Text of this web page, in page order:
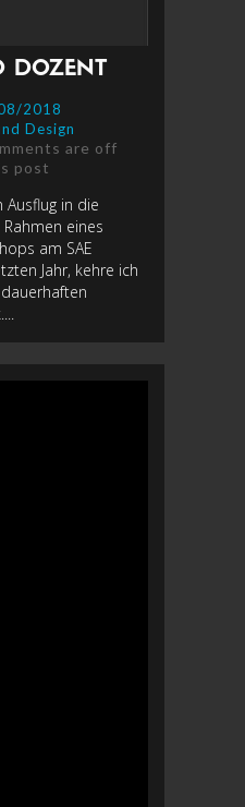
DOZENT
2018
Design
are off
post
in die
eines
am SAE
Jahr, kehre ich